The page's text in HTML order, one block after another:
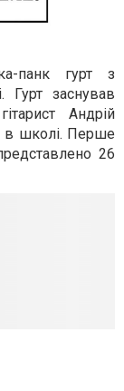
панк гурт з
Гурт заснував
Андрій
в школі. Перше
26